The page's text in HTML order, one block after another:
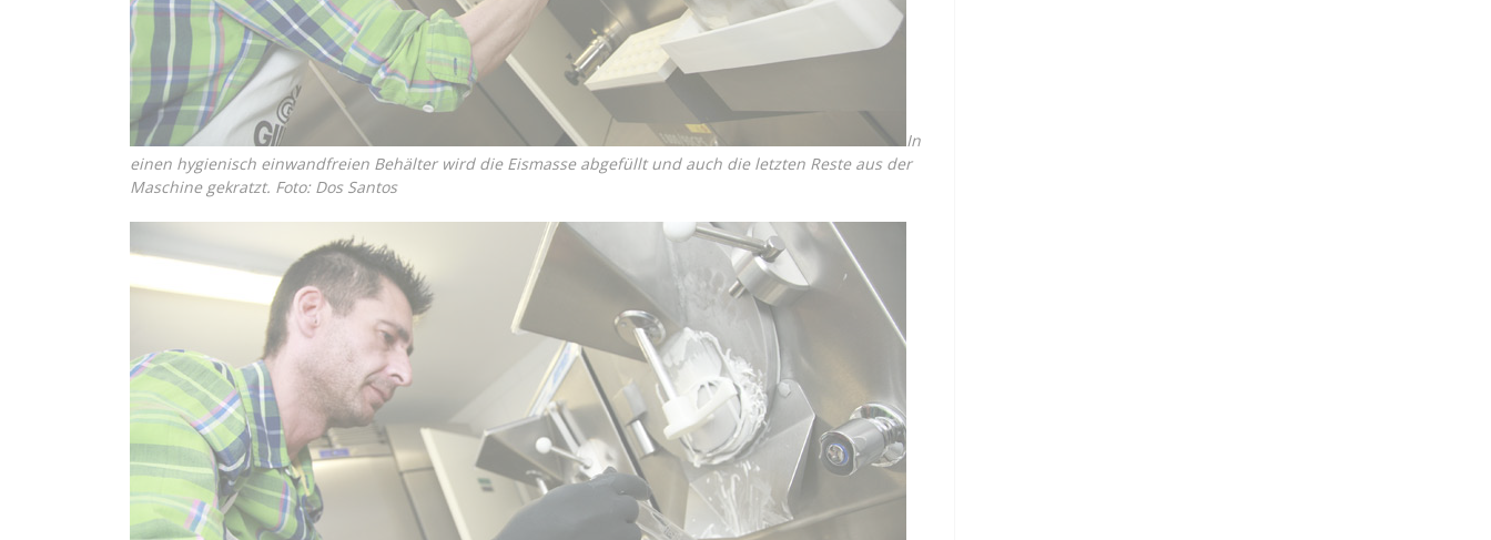
In
einen hygienisch einwandfreien Behälter wird die Eismasse abgefüllt und auch die letzten Reste aus der
Maschine gekratzt. Foto: Dos Santos